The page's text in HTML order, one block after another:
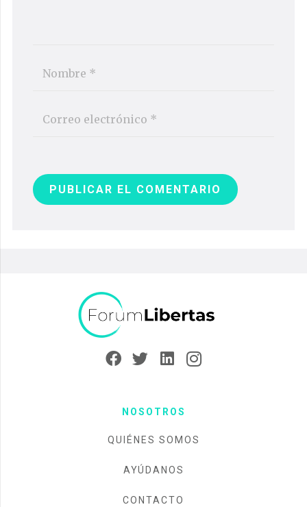
PUBLICAR EL COMENTARIO
NOSOTROS
QUIÉNES SOMOS
AYÚDANOS
CONTACTO